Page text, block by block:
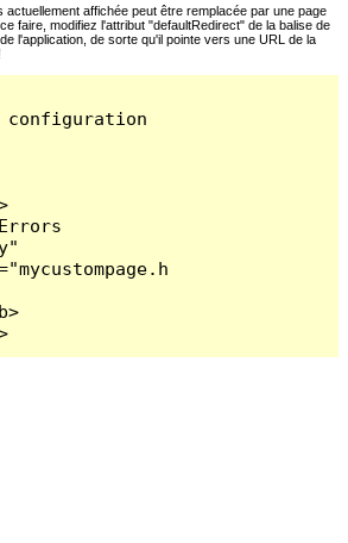
actuellement affichée peut être remplacée par une page
faire, modifiez l'attribut "defaultRedirect" de la balise de
l'application, de sorte qu'il pointe vers une URL de la